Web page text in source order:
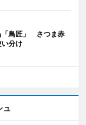
「鳥匠」 さつま赤
分け
ュ